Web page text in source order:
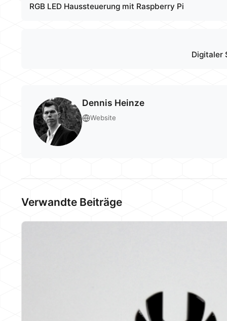
RGB LED Haussteuerung mit Raspberry Pi
Digitaler
Dennis Heinze
Website
Verwandte Beiträge